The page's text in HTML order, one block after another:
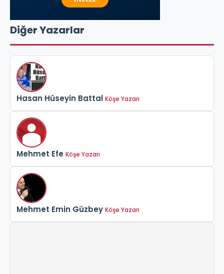
Diğer Yazarlar
Hasan Hüseyin Battal Köşe Yazarı
Mehmet Efe Köşe Yazarı
Mehmet Emin Güzbey Köşe Yazarı